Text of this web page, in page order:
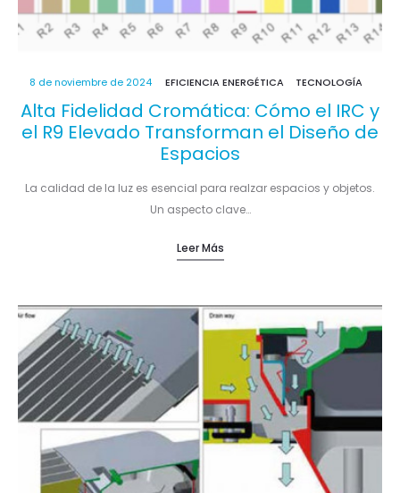
8 de noviembre de 2024 EFICIENCIA ENERGÉTICA TECNOLOGÍA
Alta Fidelidad Cromática: Cómo el IRC y
el R9 Elevado Transforman el Diseño de
Espacios
La calidad de la luz es esencial para realzar espacios y objetos.
Un aspecto clave…
Leer Más